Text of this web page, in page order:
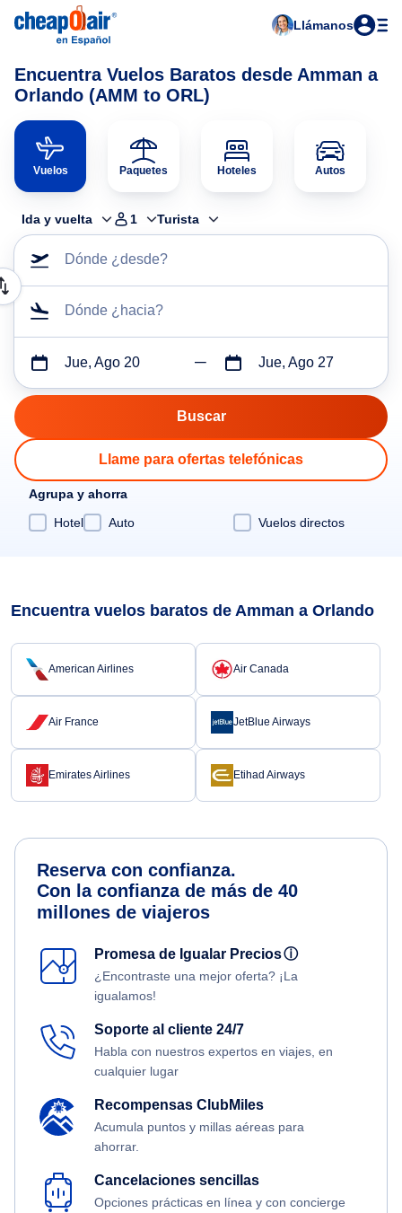
Llámanos
Encuentra Vuelos Baratos desde Amman a
Orlando (AMM to ORL)
Vuelos Paquetes Hoteles Autos
Ida y vuelta 1 Turista
Dónde ¿desde?
Dónde ¿hacia?
Jue, Ago 20 Jue, Ago 27
Llame para ofertas telefónicas
Agrupa y ahorra
Hotel
Auto Vuelos directos
Encuentra vuelos baratos de Amman a Orlando
American Airlines Air Canada
Air France JetBlue Airways
Emirates Airlines Etihad Airways
Reserva con confianza.
Con la confianza de más de 40
millones de viajeros
Promesa de Igualar Preciosⓘ
¿Encontraste una mejor oferta? ¡La
igualamos!
Soporte al cliente 24/7
Habla con nuestros expertos en viajes, en
cualquier lugar
Recompensas ClubMiles
Acumula puntos y millas aéreas para
ahorrar.
Cancelaciones sencillas
Opciones prácticas en línea y con concierge